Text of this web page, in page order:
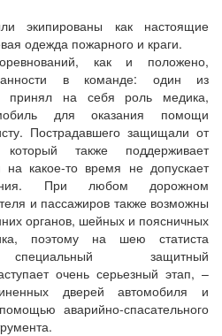
как настоящие
одежда пожарного и краги.
как и положено,
в команде: один из
принял на себя роль медика,
для оказания помощи
Пострадавшего защищали от
также поддерживает
на какое-то время не допускает
При любом дорожном
и пассажиров также возможны
органов, шейных и поясничных
поэтому на шею статиста
защитный
очень серьезный этап, –
дверей автомобиля и
аварийно-спасательного